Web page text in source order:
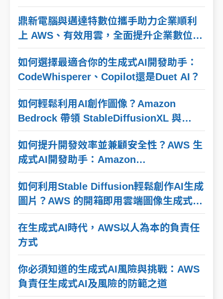
由
鼎新電腦與邁達特數位攜手助力企業順利
上 AWS、有效用雲，全面提升企業數位韌
性
如何選擇最適合你的生成式AI開發助手：
CodeWhisperer、Copilot還是Duet AI？
如何輕鬆利用AI創作圖像？Amazon
Bedrock 帶領 StableDiffusionXL 與
Titan Image Generator 發動創意引擎
如何提升開發效率並兼顧安全性？AWS 生
成式AI開發助手：Amazon
CodeWhisperer
如何利用Stable Diffusion輕鬆創作AI生成
圖片？AWS 的開箱即用雲端圖像生成式AI
解決方案
在生成式AI時代，AWS以人為本的負責任
方式
你必須知道的生成式AI風險與挑戰：AWS
負責任生成式AI及風險的防範之道